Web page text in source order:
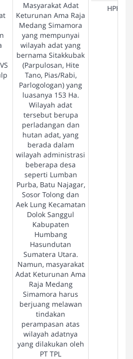
Masyarakat Adat
Keturunan Ama Raja
Medang Simamora
yang mempunyai
wilayah adat yang
bernama Sitakkubak
(Parpulosan, Hite
Tano, Pias/Rabi,
Parlogologan) yang
luasanya 153 Ha.
Wilayah adat
tersebut berupa
perladangan dan
hutan adat, yang
berada dalam
wilayah administrasi
beberapa desa
seperti Lumban
Purba, Batu Najagar,
Sosor Tolong dan
Aek Lung Kecamatan
Dolok Sanggul
Kabupaten
Humbang
Hasundutan
Sumatera Utara.
Namun, masyarakat
Adat Keturunan Ama
Raja Medang
Simamora harus
berjuang melawan
tindakan
perampasan atas
wilayah adatnya
yang dilakukan oleh
PT TPL
HPH